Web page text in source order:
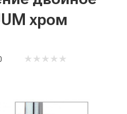
хром